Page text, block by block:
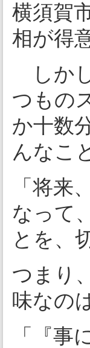
横須賀
相が得
しか
つもの
か十数
んなこ
「将来
なって
とを、
つまり
味なの
「『